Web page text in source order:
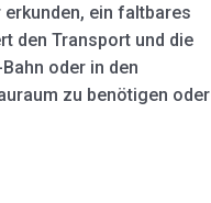
ein faltbares
den Transport und die
oder in den
zu benötigen oder